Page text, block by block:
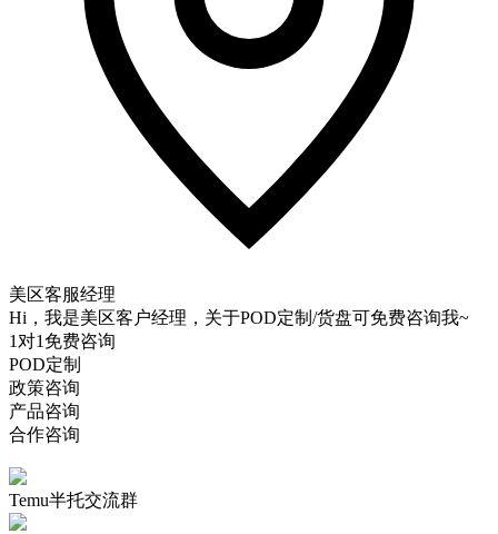
美区客服经理
Hi，我是美区客户经理，关于POD定制/货盘可免费咨询我~
1对1免费咨询
POD定制
政策咨询
产品咨询
合作咨询
Temu半托交流群